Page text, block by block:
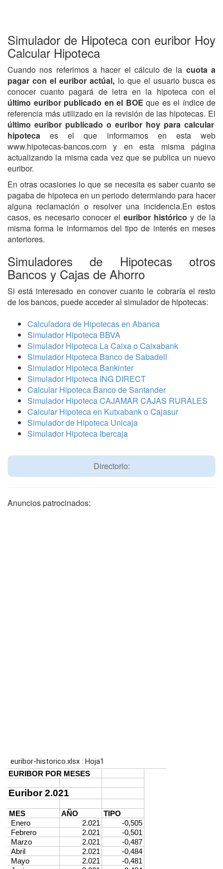
Simulador de Hipoteca con euribor Hoy
Calcular Hipoteca
Cuando nos referimos a hacer el cálculo de la cuota a
pagar con el euribor actúal, lo que el usuario busca es
conocer cuanto pagará de letra en la hipoteca con el
último euribor publicado en el BOE que es el índice de
referencia más utilizado en la revisión de las hipotecas. El
último euribor publicado o euribor hoy para calcular
hipotecaes el que informamos en esta web
www.hipotecas-bancos.com y en esta misma página
actualizando la misma cada vez que se publica un nuevo
euribor.
En otras ocasiones lo que se necesita es saber cuanto se
pagaba de hipoteca en un periodo determiando para hacer
alguna reclamación o resolver una incidencia.En estos
casos, es necesario conocer el euribor histórico y de la
misma forma le informamos del tipo de interés en meses
anteriores.
Simuladores de Hipotecas otros
Bancos y Cajas de Ahorro
Si está interesado en conover cuanto le cobraría el resto
de los bancos, puede acceder al simulador de hipotecas:
Calculadora de Hipotecas en Abanca
Simulador Hipoteca BBVA
Simulador Hipoteca La Caixa o Caixabank
Simulador Hipoteca Banco de Sabadell
Simulador Hipoteca Bankinter
Simulador Hipoteca ING DIRECT
Calcular Hipoteca Banco de Santander
Simulador Hipoteca CAJAMAR CAJAS RURALES
Calcular Hipoteca en Kutxabank o Cajasur
Simulador de Hipoteca Unicaja
Simulador Hipoteca Ibercaja
Directorio:
Anuncios patrocinados: